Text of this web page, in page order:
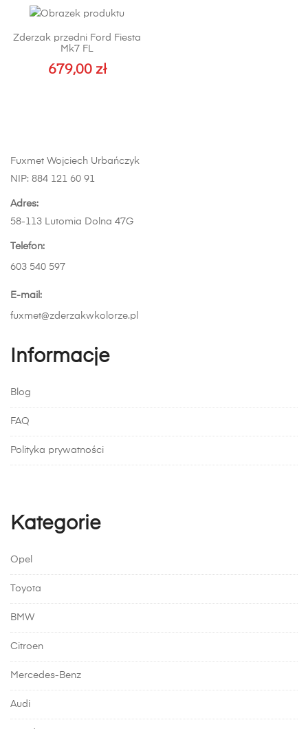
produktu
ma
wariantów.
można
Zderzak przedni Ford Fiesta
Mk7 FL
679,00 zł
Fuxmet Wojciech Urbańczyk
NIP: 884 121 60 91
Adres:
58-113 Lutomia Dolna 47G
Telefon:
603 540 597
E-mail:
fuxmet@zderzakwkolorze.pl
Informacje
Blog
FAQ
Polityka prywatności
Kategorie
Opel
Toyota
BMW
Citroen
Mercedes-Benz
Audi